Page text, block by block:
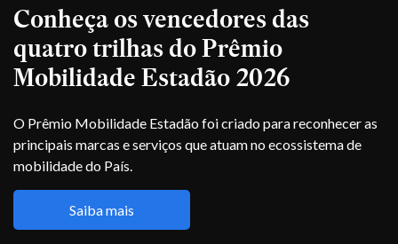
Conheça os vencedores das
quatro trilhas do Prêmio
Mobilidade Estadão 2026
O Prêmio Mobilidade Estadão foi criado para reconhecer as
principais marcas e serviços que atuam no ecossistema de
mobilidade do País.
Saiba mais